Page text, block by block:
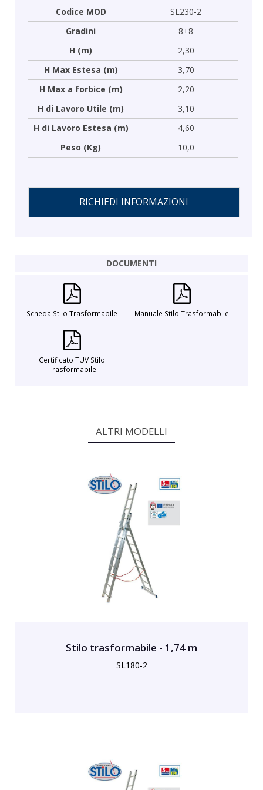
Codice MOD
SL230-2
Gradini
8+8
H (m)
2,30
H Max Estesa (m)
3,70
H Max a forbice (m)
2,20
H di Lavoro Utile (m)
3,10
H di Lavoro Estesa (m)
4,60
Peso (Kg)
10,0
RICHIEDI INFORMAZIONI
DOCUMENTI
Scheda Stilo Trasformabile Manuale Stilo Trasformabile
Certificato TUV Stilo
Trasformabile
ALTRI MODELLI
Stilo trasformabile - 1,74 m
SL180-2